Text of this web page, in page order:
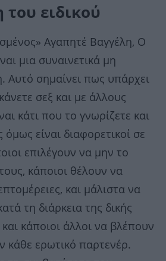
ειδικού
Αγαπητέ Βαγγέλη, Ο
μια συναινετικά μη
Αυτό σημαίνει πως υπάρχει
σεξ και με άλλους
κάτι που το γνωρίζετε και
είναι διαφορετικοί σε
επιλέγουν να μην το
κάποιοι θέλουν να
και μάλιστα να
τη διάρκεια της δικής
κάποιοι άλλοι να βλέπουν
κάθε ερωτικό παρτενέρ.